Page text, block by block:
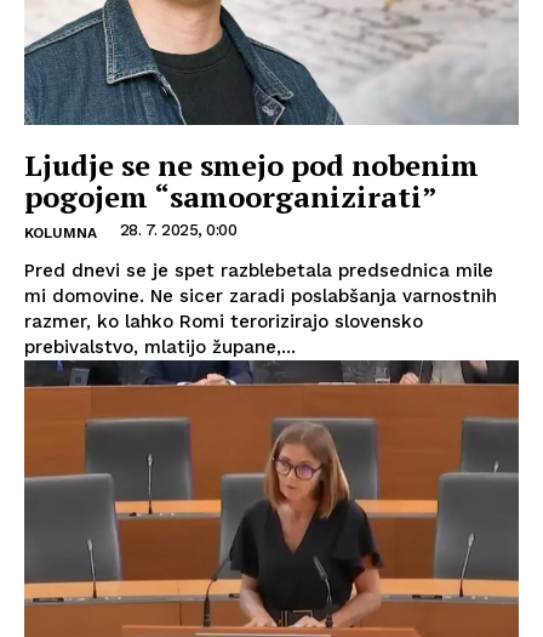
Ljudje se ne smejo pod nobenim
pogojem “samoorganizirati”
KOLUMNA 28. 7. 2025, 0:00
Pred dnevi se je spet razblebetala predsednica mile
mi domovine. Ne sicer zaradi poslabšanja varnostnih
razmer, ko lahko Romi terorizirajo slovensko
prebivalstvo, mlatijo župane,...